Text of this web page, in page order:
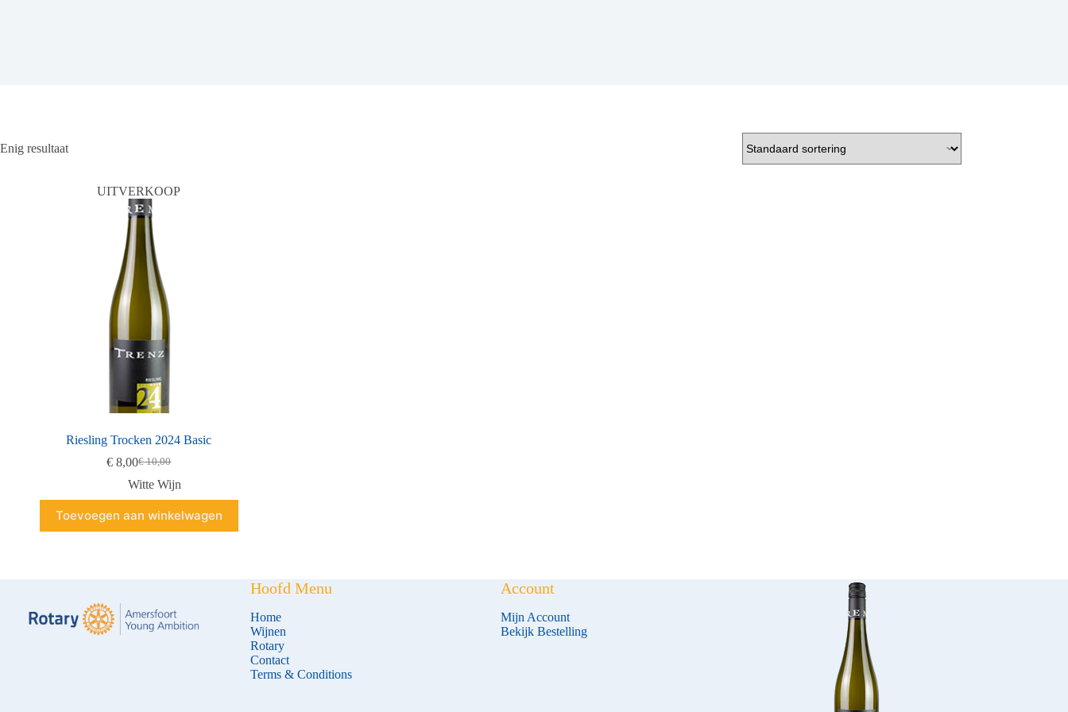
Enig resultaat
UITVERKOOP
Riesling Trocken 2024 Basic
€10,00
Oorspronkelijke
prijs
€ 10,00.
€ 8,00Huidige
prijs
€ 8,00.
Witte Wijn
Toevoegen aan winkelwagen
Hoofd Menu
Home
Wijnen
Rotary
Contact
Terms & Conditions
Account
Mijn Account
Bekijk Bestelling